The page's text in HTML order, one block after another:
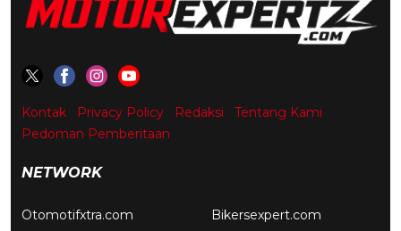
Kontak Privacy Policy Redaksi
Tentang Kami
Pedoman Pemberitaan
NETWORK
Otomotifxtra.com Bikersexpert.com